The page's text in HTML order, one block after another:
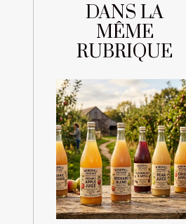
DANS LA
MÊME
RUBRIQUE